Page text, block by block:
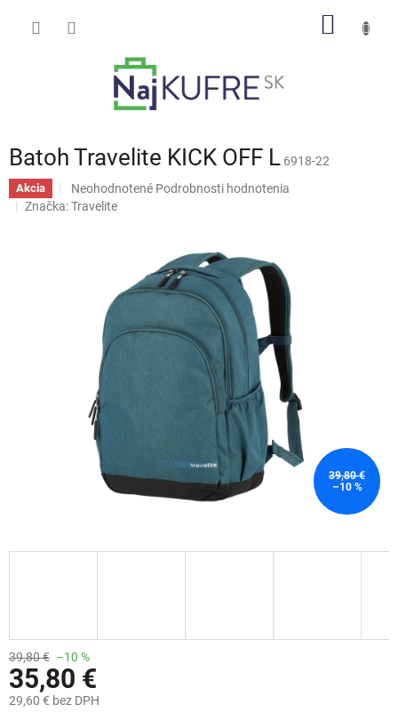
Batoh Travelite KICK OFF L 6918-22
Akcia
Priemerné
hodnotenie
hviezdičiek.
Neohodnotené Podrobnosti hodnotenia
Značka:Travelite
39,80 €
–10 %
39,80 € –10 %
35,80 €
29,60 € bez DPH